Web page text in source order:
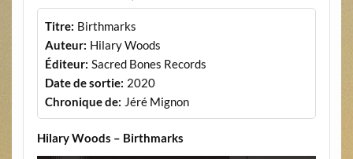
Titre: Birthmarks
Auteur: Hilary Woods
Éditeur: Sacred Bones Records
Date de sortie: 2020
Chronique de: Jéré Mignon
Hilary Woods – Birthmarks